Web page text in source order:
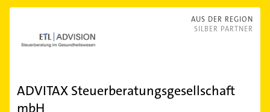
AUS DER REGION
SILBER PARTNER
ADVITAX Steuerberatungsgesellschaft
mbH